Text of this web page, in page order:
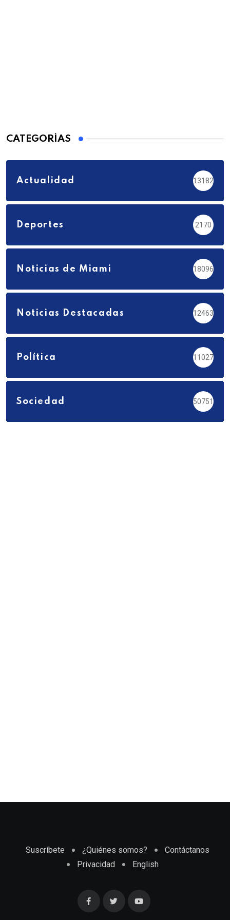
CATEGORÍAS
Actualidad 13182
Deportes 2170
Noticias de Miami 18096
Noticias Destacadas 12463
Política 11027
Sociedad 50751
Suscríbete ¿Quiénes somos?
Contáctanos
Privacidad
English